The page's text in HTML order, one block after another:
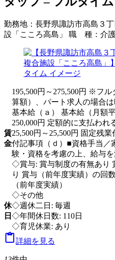
勤務地： 長野県諏訪市高島３
設「こころ高島」 職 種： 介
賃
金
195,500円～275,500円 ※フ
算額）、パート求人の場合
基本給（ａ） 基本給（月額
250,000円 定額的に支払われ
25,500円～25,500円 固定残
付記事項（ｄ）■資格手当
験・資格を考慮の上、給与を
◇賞与: 賞与制度の有無あり
り 賞与（前年度実績）の回
（前年度実績）
休
日
◇その他
◇週休二日: 毎週
◇年間休日数: 110日
◇育児休業: あり
詳細を見る